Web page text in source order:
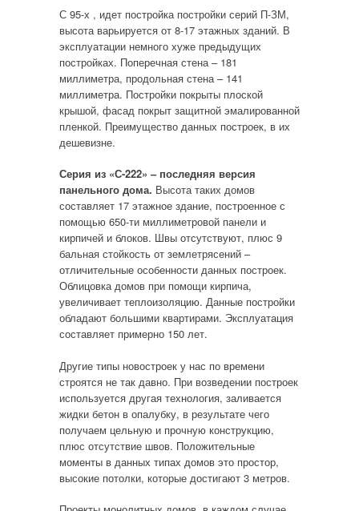
С 95-х , идет постройка постройки серий П-ЗМ,
высота варьируется от 8-17 этажных зданий. В
эксплуатации немного хуже предыдущих
постройках. Поперечная стена – 181
миллиметра, продольная стена – 141
миллиметра. Постройки покрыты плоской
крышой, фасад покрыт защитной эмалированной
пленкой. Преимущество данных построек, в их
дешевизне.
Серия из «С-222» – последняя версия
панельного дома. Высота таких домов
составляет 17 этажное здание, построенное с
помощью 650-ти миллиметровой панели и
кирпичей и блоков. Швы отсутствуют, плюс 9
бальная стойкость от землетрясений –
отличительные особенности данных построек.
Облицовка домов при помощи кирпича,
увеличивает теплоизоляцию. Данные постройки
обладают большими квартирами. Эксплуатация
составляет примерно 150 лет.
Другие типы новостроек у нас по времени
строятся не так давно. При возведении построек
используется другая технология, заливается
жидки бетон в опалубку, в результате чего
получаем цельную и прочную конструкцию,
плюс отсутствие швов. Положительные
моменты в данных типах домов это простор,
высокие потолки, которые достигают 3 метров.